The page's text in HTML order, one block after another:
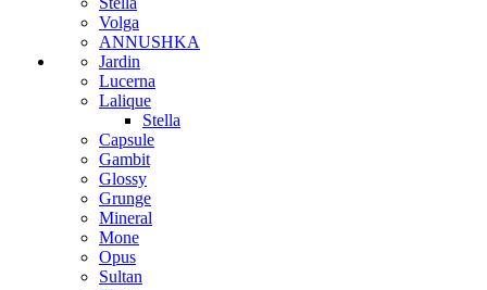
Volga
ANNUSHKA
Jardin
Lucerna
Lalique
Stella
Capsule
Gambit
Glossy
Grunge
Mineral
Mone
Opus
Sultan